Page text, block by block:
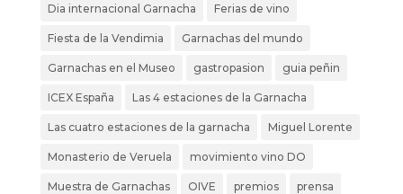
Dia internacional Garnacha Ferias de vino
Fiesta de la Vendimia Garnachas del mundo
Garnachas en el Museo gastropasion guia peñin
ICEX España Las 4 estaciones de la Garnacha
Las cuatro estaciones de la garnacha Miguel Lorente
Monasterio de Veruela movimiento vino DO
Muestra de Garnachas OIVE premios prensa